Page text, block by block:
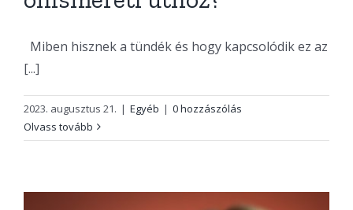
Miben hisznek a tündék és hogy kapcsolódik ez az
[...]
2023. augusztus 21. | Egyéb | 0 hozzászólás
Olvass tovább